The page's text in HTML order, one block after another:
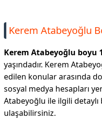
Kerem Atabeyoğlu
Kerem Atabeyoğlu boyu
yaşındadır. Kerem
edilen konular arasında
sosyal medya hesapları
Atabeyoğlu ile ilgili
ulaşabilirsiniz.